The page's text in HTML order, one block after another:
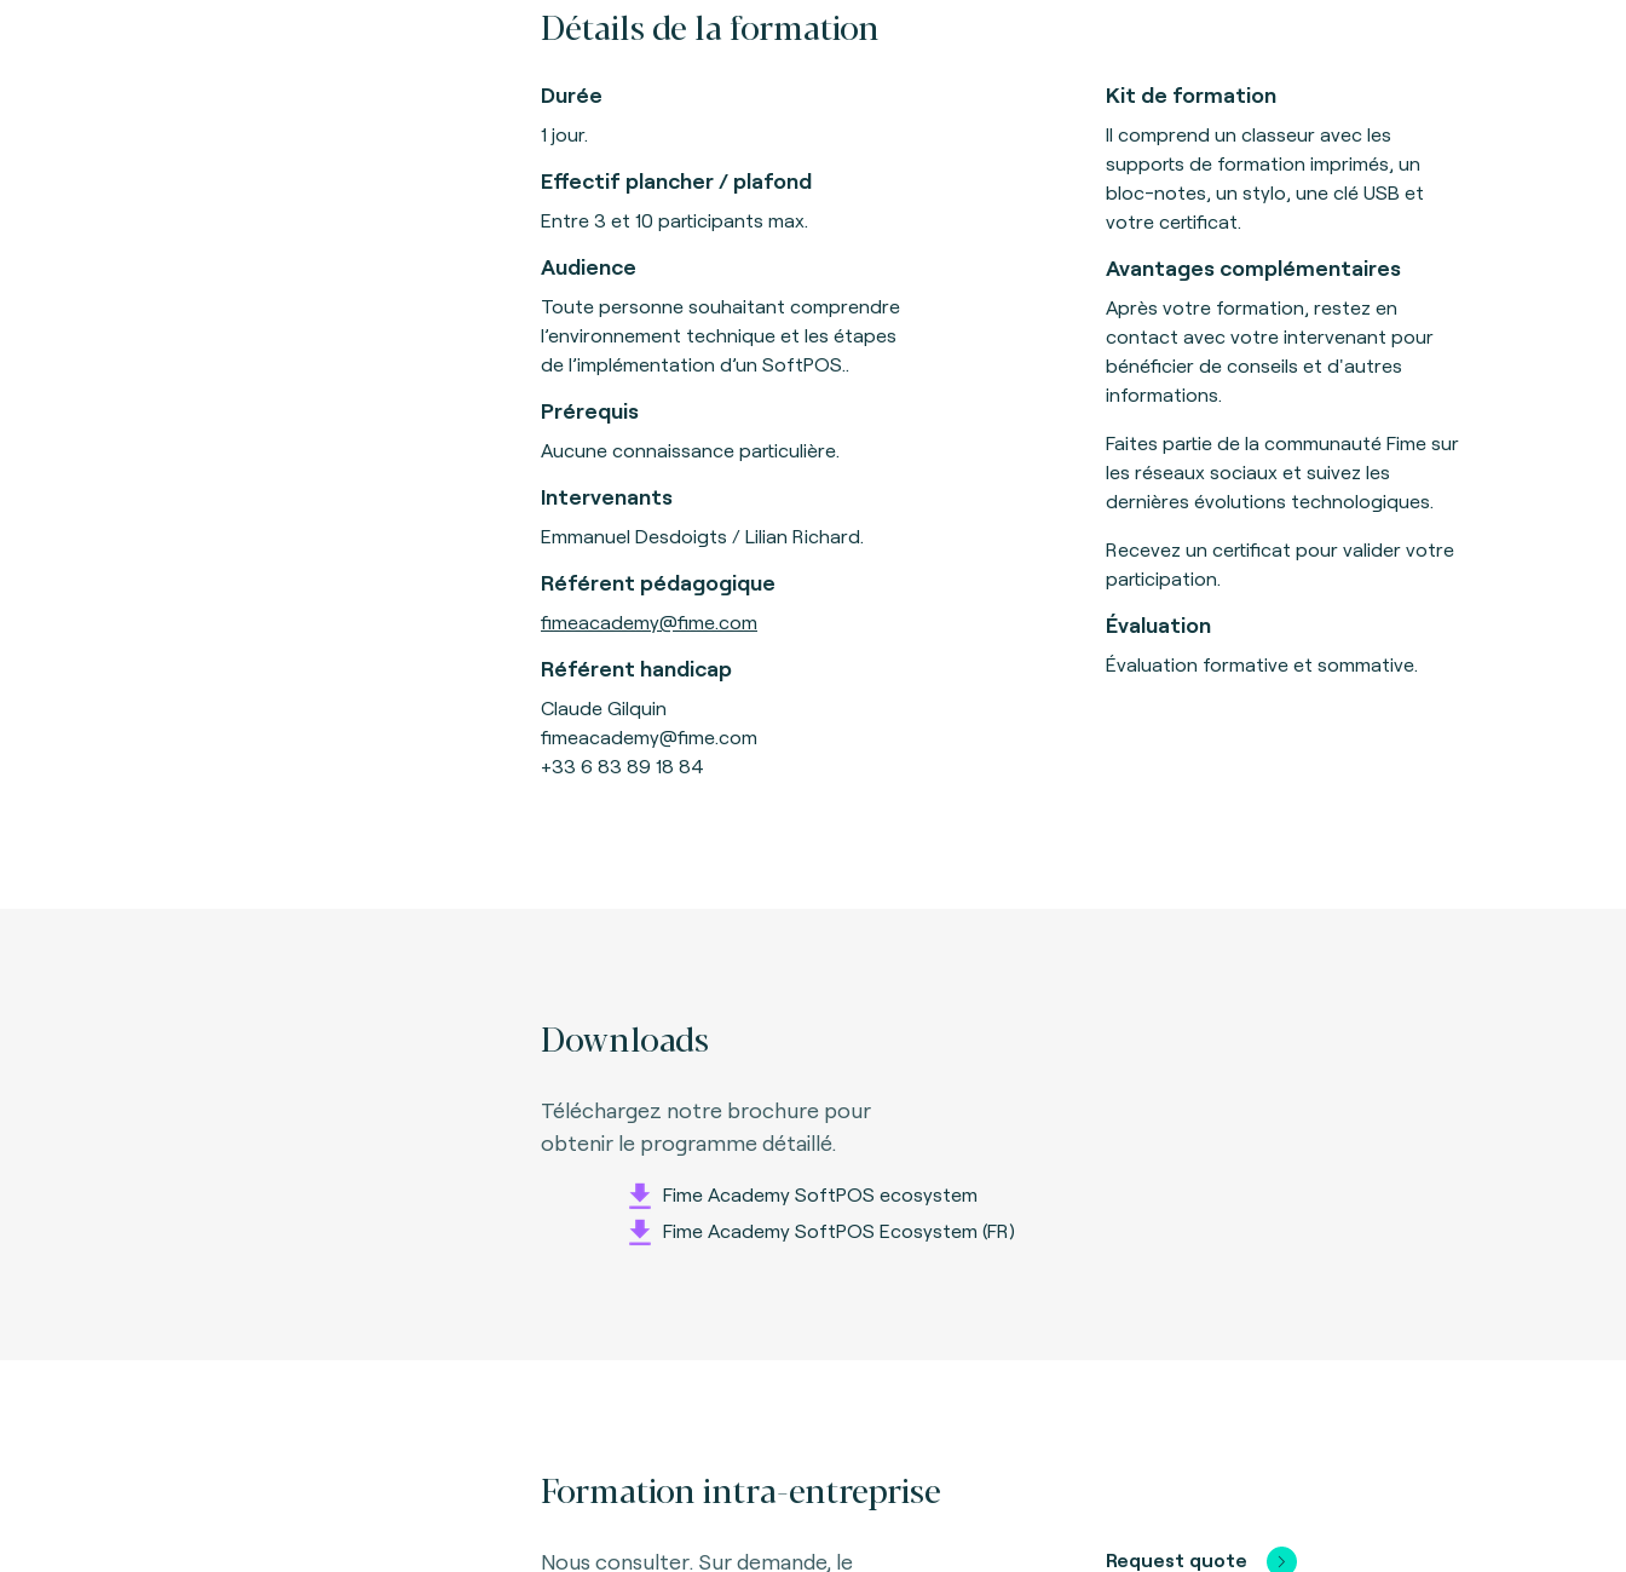
Détails de la formation
Durée
1 jour.
Effectif plancher / plafond
Entre 3 et 10 participants max.
Audience
Toute personne souhaitant comprendre
l’environnement technique et les étapes
de l’implémentation d’un SoftPOS..
Prérequis
Aucune connaissance particulière.
Intervenants
Emmanuel Desdoigts / Lilian Richard.
Référent pédagogique
fimeacademy@fime.com
Référent handicap
Claude Gilquin
fimeacademy@fime.com
+33 6 83 89 18 84
Kit de formation
Il comprend un classeur avec les
supports de formation imprimés, un
bloc-notes, un stylo, une clé USB et
votre certificat.
Avantages complémentaires
Après votre formation, restez en
contact avec votre intervenant pour
bénéficier de conseils et d'autres
informations.
Faites partie de la communauté Fime sur
les réseaux sociaux et suivez les
dernières évolutions technologiques.
Recevez un certificat pour valider votre
participation.
Évaluation
Évaluation formative et sommative.
Downloads
Téléchargez notre brochure pour
obtenir le programme détaillé.
Fime Academy SoftPOS ecosystem
Fime Academy SoftPOS Ecosystem (FR)
Formation intra-entreprise
Nous consulter. Sur demande, le Request quote